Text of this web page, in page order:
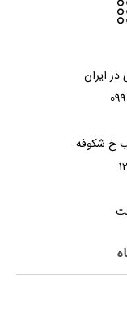
در ایران
خ شکوفه